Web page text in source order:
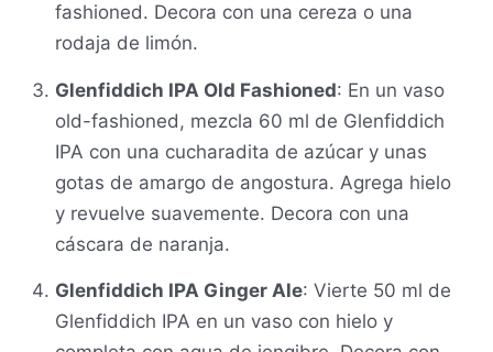
fashioned. Decora con una cereza o una
rodaja de limón.
Glenfiddich IPA Old Fashioned: En un vaso
old-fashioned, mezcla 60 ml de Glenfiddich
IPA con una cucharadita de azúcar y unas
gotas de amargo de angostura. Agrega hielo
y revuelve suavemente. Decora con una
cáscara de naranja.
Glenfiddich IPA Ginger Ale: Vierte 50 ml de
Glenfiddich IPA en un vaso con hielo y